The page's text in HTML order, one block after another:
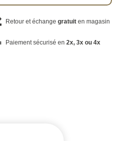
Retour et échange gratuiten magasin
Paiement sécurisé en 2x, 3x ou 4x